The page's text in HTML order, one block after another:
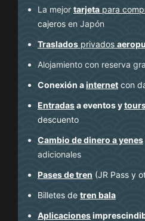
La mejor tarjeta para
cajeros en Japón
Traslados privados
Alojamiento con reserva
Conexión ainternet con
Entradasa eventos y
descuento
Cambio de dinero a yenes
adicionales
Pases de tren (JR Pass y
Billetes de tren bala
Aplicaciones